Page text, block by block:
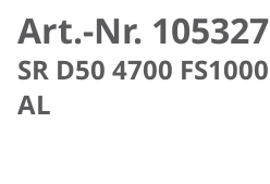
Art.-Nr. 105327
SR D50 4700
AL